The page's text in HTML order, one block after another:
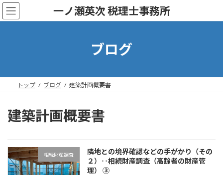
コ
ン
ナ
ビ
一ノ瀬英次 税理士事務所
ブログ
トップ ブログ 建築計画概要書
建築計画概要書
相続財産調査
隣地との境界確認などの手がかり（その
２）‥相続財産調査（高齢者の財産管
理） ③